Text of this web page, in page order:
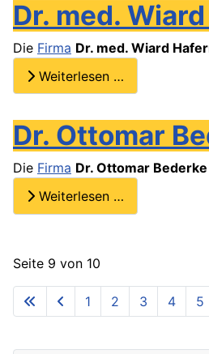
Dr. med.
Die Firma Dr. med. Wiard
Weiterlesen …
Dr. Ottomar
Die Firma Dr. Ottomar Bederke
Weiterlesen …
Seite 9 von 10
1 2 3 4 5